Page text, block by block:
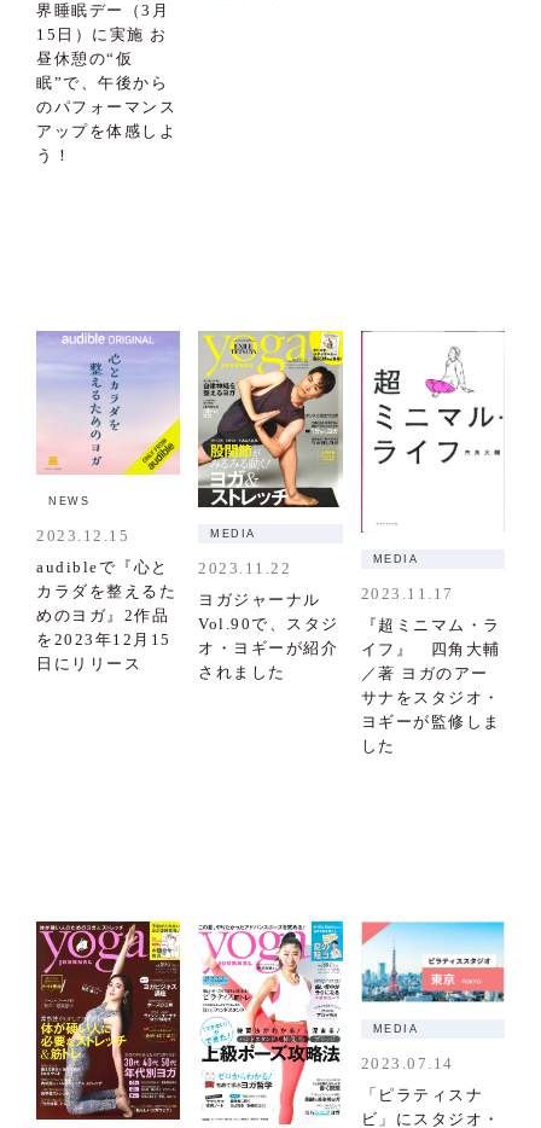
界睡眠デー（3月
15日）に実施 お
昼休憩の“仮
眠”で、午後から
のパフォーマンス
アップを体感しよ
う！
NEWS
2023.12.15
audibleで『心と
カラダを整えるた
めのヨガ』2作品
を2023年12月15
日にリリース
MEDIA
2023.11.22
ヨガジャーナル
Vol.90で、スタジ
オ・ヨギーが紹介
されました
MEDIA
2023.11.17
『超ミニマム・ラ
イフ』 四角大輔
／著 ヨガのアー
サナをスタジオ・
ヨギーが監修しま
した
MEDIA
2023.07.14
「ピラティスナ
ビ」にスタジオ・